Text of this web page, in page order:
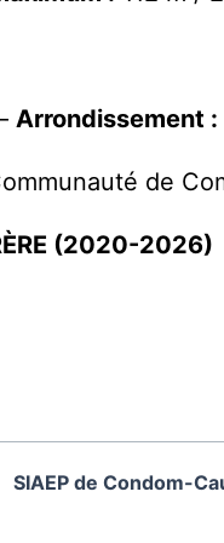
Arrondissement :
de
(2020-2026)
SIAEP de Condom-